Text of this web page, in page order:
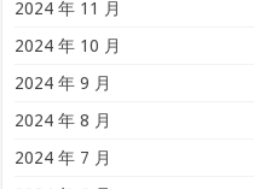
2024 年 11 月
2024 年 10 月
2024 年 9 月
2024 年 8 月
2024 年 7 月